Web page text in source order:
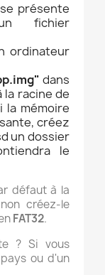
présente
fichier
ordinateur
dans
la racine de
la mémoire
créez
un dossier
le
défaut à la
créez-le
FAT32.
? Si vous
ou d'un